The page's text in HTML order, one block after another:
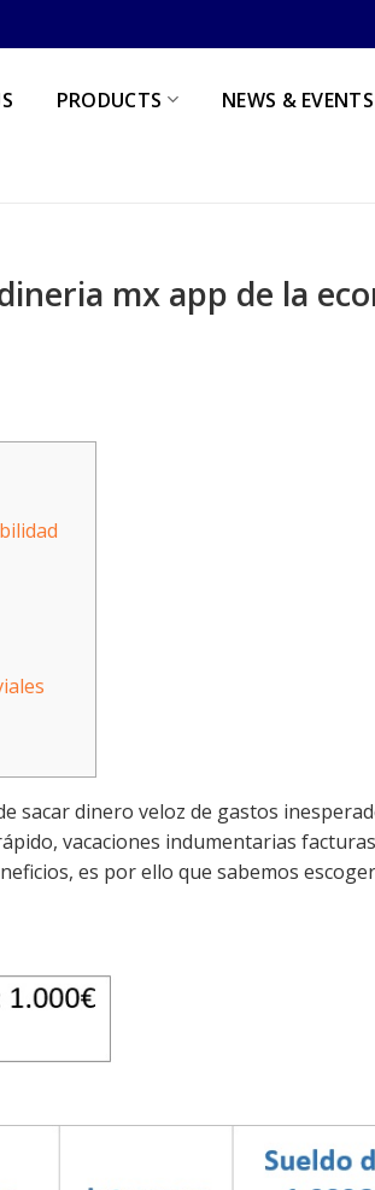
PRODUCTS NEWS & EVENTS
mx app de la
sacar dinero veloz de gastos
vacaciones indumentarias
es por ello que sabemos